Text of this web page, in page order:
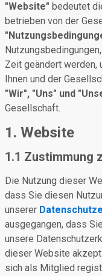
"Website" bedeutet
betrieben von der
Zeit geändert werden,
Ihnen und der
"Wir", "Uns" und
Gesellschaft.
1. Website
1.1 Zustimmung
Die Nutzung dieser
dass Sie diesen
unserer
ausgegangen, dass
unsere
dieser Website
sich als Mitglied